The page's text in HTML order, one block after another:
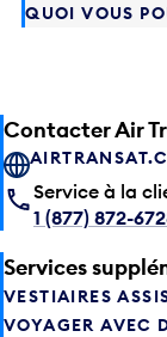
QUOI VOUS
Contacter Air
Service à la
1 (877) 872-
Services
VESTIAIRES
VOYAGER AVEC